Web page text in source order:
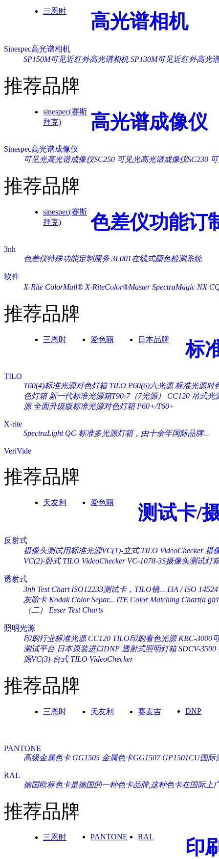
三恩时 高光谱相机
Sinespec高光谱相机
SP150M可见近红外高光谱相机 SP130M可见近红外高光
推荐品牌
sinespec(赛斯
拜克)
高光谱成像仪
Sinespec高光谱成像仪
可见光高光谱成像仪SC250 可见光高光谱成像仪SC230
推荐品牌
sinespec(赛斯
拜克)
色差仪功能订
3nh
色差仪特殊功能定制服务 3L001在线式颜色检测系统
软件
X-Rite ColorMail® X-RiteColor®Master SpectraMagic NX
推荐品牌
三恩时 爱色丽 日本品牌 标
TILO
T60(4)标准光源对色灯箱 TILO P60(6)六光源 标准光源对
色灯箱 新一代标准光源箱T90-7（7光源）
CC120 吊式
源 全面升级版标准光源对色灯箱 P60+/T60+
X-rite
SpectraLight QC 标准多光源灯箱，由十余年国际品牌...
VeriVide
推荐品牌
天友利 爱色丽 测试卡/
反射式
摄像头测试用标准光源VC(1)-立式 TILO VideoChecker 摄
VC(2)-卧式 TILO VideoChecker VC-1078-3S摄像头测试灯
透射式
3nh Test Chart ISO12233测试卡，TILO镜... I3A / ISO
灰阶卡 Kodak Color Separ... ITE Color Matching Chart(a
（二） Esser Test Charts
照明光源
印刷行业标准光源 CC120 TILO印刷看色光源 KBC-3000
测试平台 日本原装进口DNP 透射式照明灯箱 SDCV-3500
源VC(3)-台式 TILO VideoChecker
推荐品牌
三恩时 天友利 赛麦吉 DNP
PANTONE
高级金属色卡 GG1505 金属色卡GG1507 GP1501CU国
RAL
德国欧标色卡是德国的一种色卡品牌,这种色卡在国际上
推荐品牌
三恩时 PANTONE RAL 印